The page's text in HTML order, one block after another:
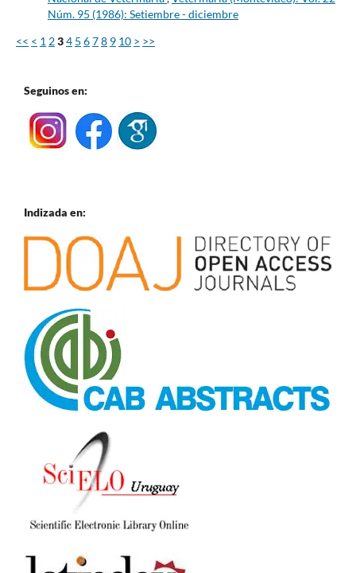
Núm. 95 (1986): Setiembre - diciembre
<< < 1 234 5 678 9 10 > >>
Seguinos en:
Indizada en: